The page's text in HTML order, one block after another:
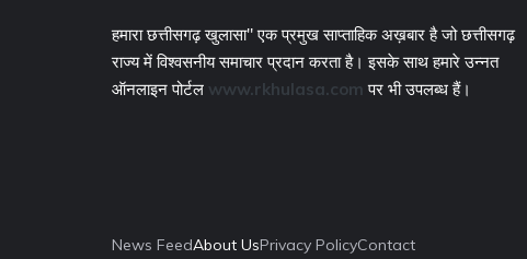
हमारा छत्तीसगढ़ खुलासा" एक प्रमुख साप्ताहिक अख़बार है जो छत्तीसगढ़
राज्य में विश्वसनीय समाचार प्रदान करता है। इसके साथ हमारे उन्नत
ऑनलाइन पोर्टल www.rkhulasa.com पर भी उपलब्ध हैं।
News FeedAbout UsPrivacy PolicyContact